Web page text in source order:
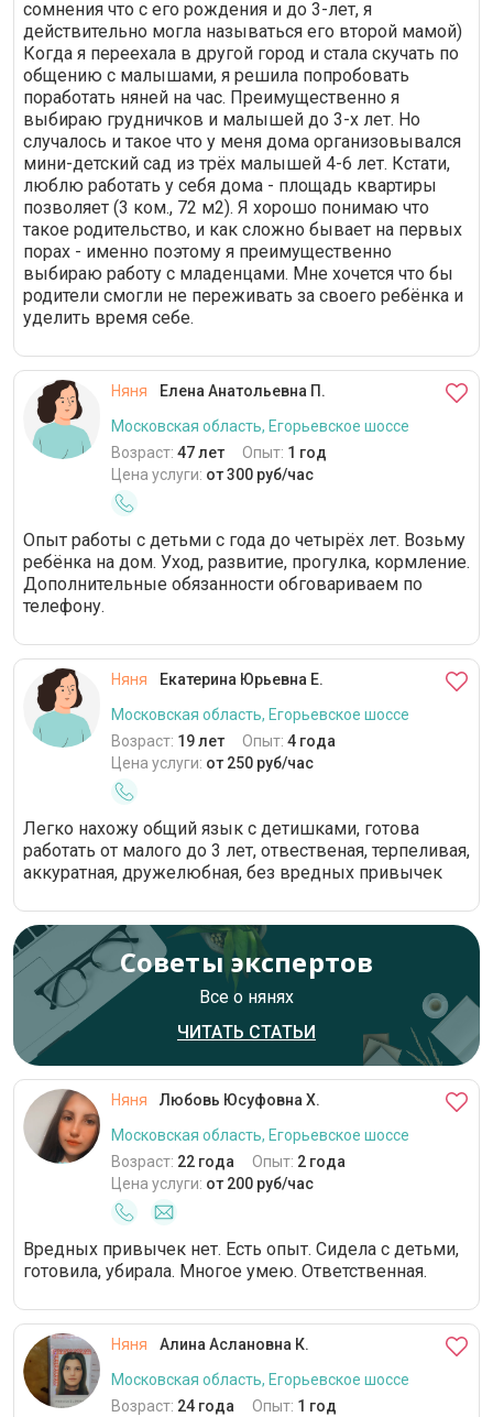
сомнения что с его рождения и до 3-лет, я
действительно могла называться его второй мамой)
Когда я переехала в другой город и стала скучать по
общению с малышами, я решила попробовать
поработать няней на час. Преимущественно я
выбираю грудничков и малышей до 3-х лет. Но
случалось и такое что у меня дома организовывался
мини-детский сад из трёх малышей 4-6 лет. Кстати,
люблю работать у себя дома - площадь квартиры
позволяет (3 ком., 72 м2). Я хорошо понимаю что
такое родительство, и как сложно бывает на первых
порах - именно поэтому я преимущественно
выбираю работу с младенцами. Мне хочется что бы
родители смогли не переживать за своего ребёнка и
уделить время себе.
Няня
Елена Анатольевна П.
Московская область, Егорьевское шоссе
Возраст: 47 лет Опыт: 1 год
Цена услуги: от 300 руб/час
Опыт работы с детьми с года до четырёх лет. Возьму
ребёнка на дом. Уход, развитие, прогулка, кормление.
Дополнительные обязанности обговариваем по
телефону.
Няня
Екатерина Юрьевна Е.
Московская область, Егорьевское шоссе
Возраст: 19 лет Опыт: 4 года
Цена услуги: от 250 руб/час
Легко нахожу общий язык с детишками, готова
работать от малого до 3 лет, отвественая, терпеливая,
аккуратная, дружелюбная, без вредных привычек
Советы экспертов
Все о нянях
ЧИТАТЬ СТАТЬИ
Няня
Любовь Юсуфовна Х.
Московская область, Егорьевское шоссе
Возраст: 22 года Опыт: 2 года
Цена услуги: от 200 руб/час
Вредных привычек нет. Есть опыт. Сидела с детьми,
готовила, убирала. Многое умею. Ответственная.
Няня
Алина Аслановна К.
Московская область, Егорьевское шоссе
Возраст: 24 года Опыт: 1 год